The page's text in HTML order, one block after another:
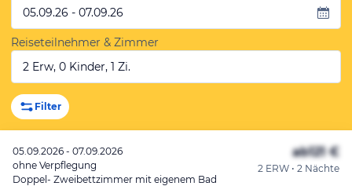
05.09.26 - 07.09.26
Reiseteilnehmer & Zimmer
2 Erw, 0 Kinder, 1 Zi.
Filter
05.09.2026 - 07.09.2026
ohne Verpflegung
Doppel- Zweibettzimmer mit eigenem Bad
ab121 €
2 ERW • 2 Nächte